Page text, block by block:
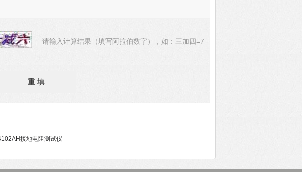
请输入计算结果（填写阿拉伯数字），如：三加四=7
接地电阻测试仪